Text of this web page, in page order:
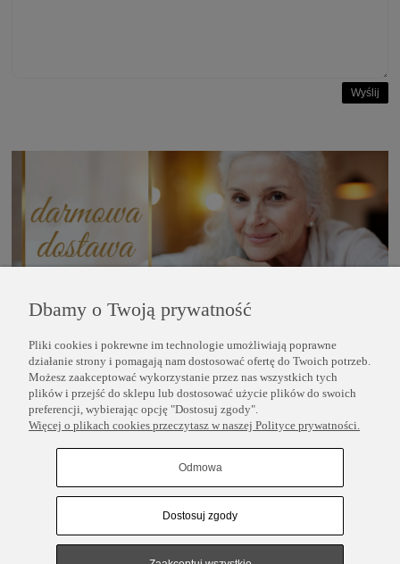
Wyślij
POMOC
INFORMACJE
Pokaż pełną wersję strony
Dbamy o Twoją prywatność
Pliki cookies i pokrewne im technologie umożliwiają poprawne
działanie strony i pomagają nam dostosować ofertę do Twoich potrzeb.
Możesz zaakceptować wykorzystanie przez nas wszystkich tych
plików i przejść do sklepu lub dostosować użycie plików do swoich
preferencji, wybierając opcję "Dostosuj zgody".
Więcej o plikach cookies przeczytasz w naszej Polityce prywatności.
Odmowa
Dostosuj zgody